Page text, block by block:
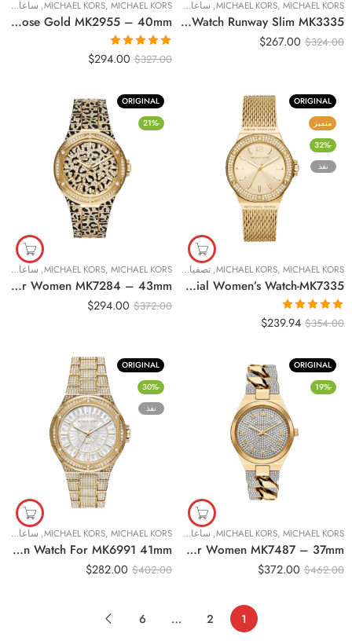
MICHAEL KORS, MICHAEL KORS
, ساعات نسائية
Original Michael Kors Ladies Watch Runway Slim MK3335
$324.00
$267.00
MICHAEL KORS, MICHAEL KORS
, ساعات نسائية
Original Michael Kors Ladies Watch Tibby 40mm Rose Gold MK2955 – 40mm
تم التقييم
$327.00
$294.00
ORIGINAL
متميز
-32%
نفذ
MICHAEL KORS, MICHAEL KORS
, تصفيات حصرية ,ساعات نسائية
Original Michael Kors Lennox Analog Gold Dial Women’s Watch-MK7335
تم التقييم
$354.00
$239.94
ORIGINAL
-21%
MICHAEL KORS, MICHAEL KORS
, ساعات نسائية
Original Michael Kors Lennox Animal Pavé Oversized for Women MK7284 – 43mm
$372.00
$294.00
ORIGINAL
-19%
MICHAEL KORS, MICHAEL KORS
, ساعات نسائية
Original Michael Kors Lennox Pavé for Women MK7487 – 37mm
$462.00
$372.00
ORIGINAL
-30%
نفذ
MICHAEL KORS, MICHAEL KORS
, ساعات نسائية
Original Michael Kors Lennox Three Hand Crystals Women Watch For MK6991 41mm
$402.00
$282.00
1
2
…
6